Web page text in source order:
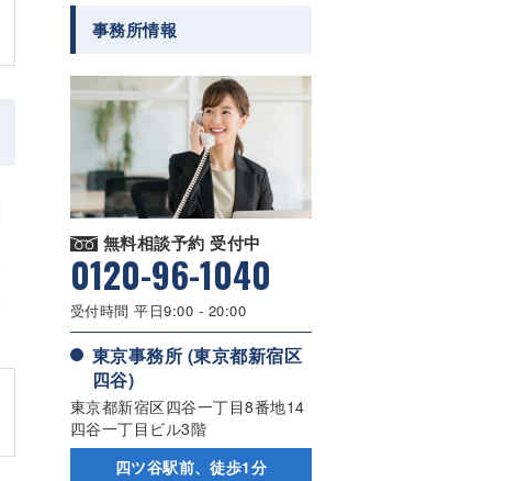
事務所情報
無料相談予約 受付中
0120-96-1040
受付時間 平日9:00 - 20:00
東京事務所 (東京都新宿区
四谷)
東京都新宿区四谷一丁目8番地14
四谷一丁目ビル3階
四ツ谷駅前、徒歩1分